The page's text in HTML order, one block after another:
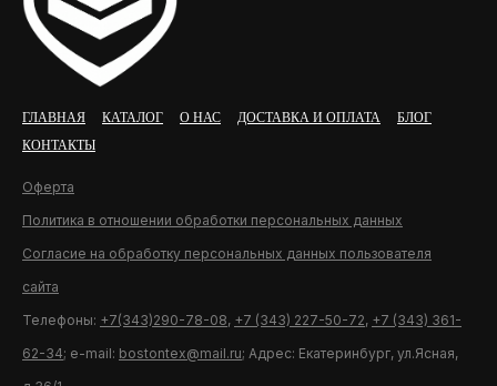
ГЛАВНАЯ КАТАЛОГ О НАС ДОСТАВКА И ОПЛАТА
БЛОГ
КОНТАКТЫ
Оферта
Политика в отношении обработки персональных данных
Согласие на обработку персональных данных пользователя
сайта
Телефоны: +7(343)290-78-08, +7 (343) 227-50-72, +7 (343) 361-
62-34; e-mail: bostontex@mail.ru; Адрес: Екатеринбург, ул.Ясная,